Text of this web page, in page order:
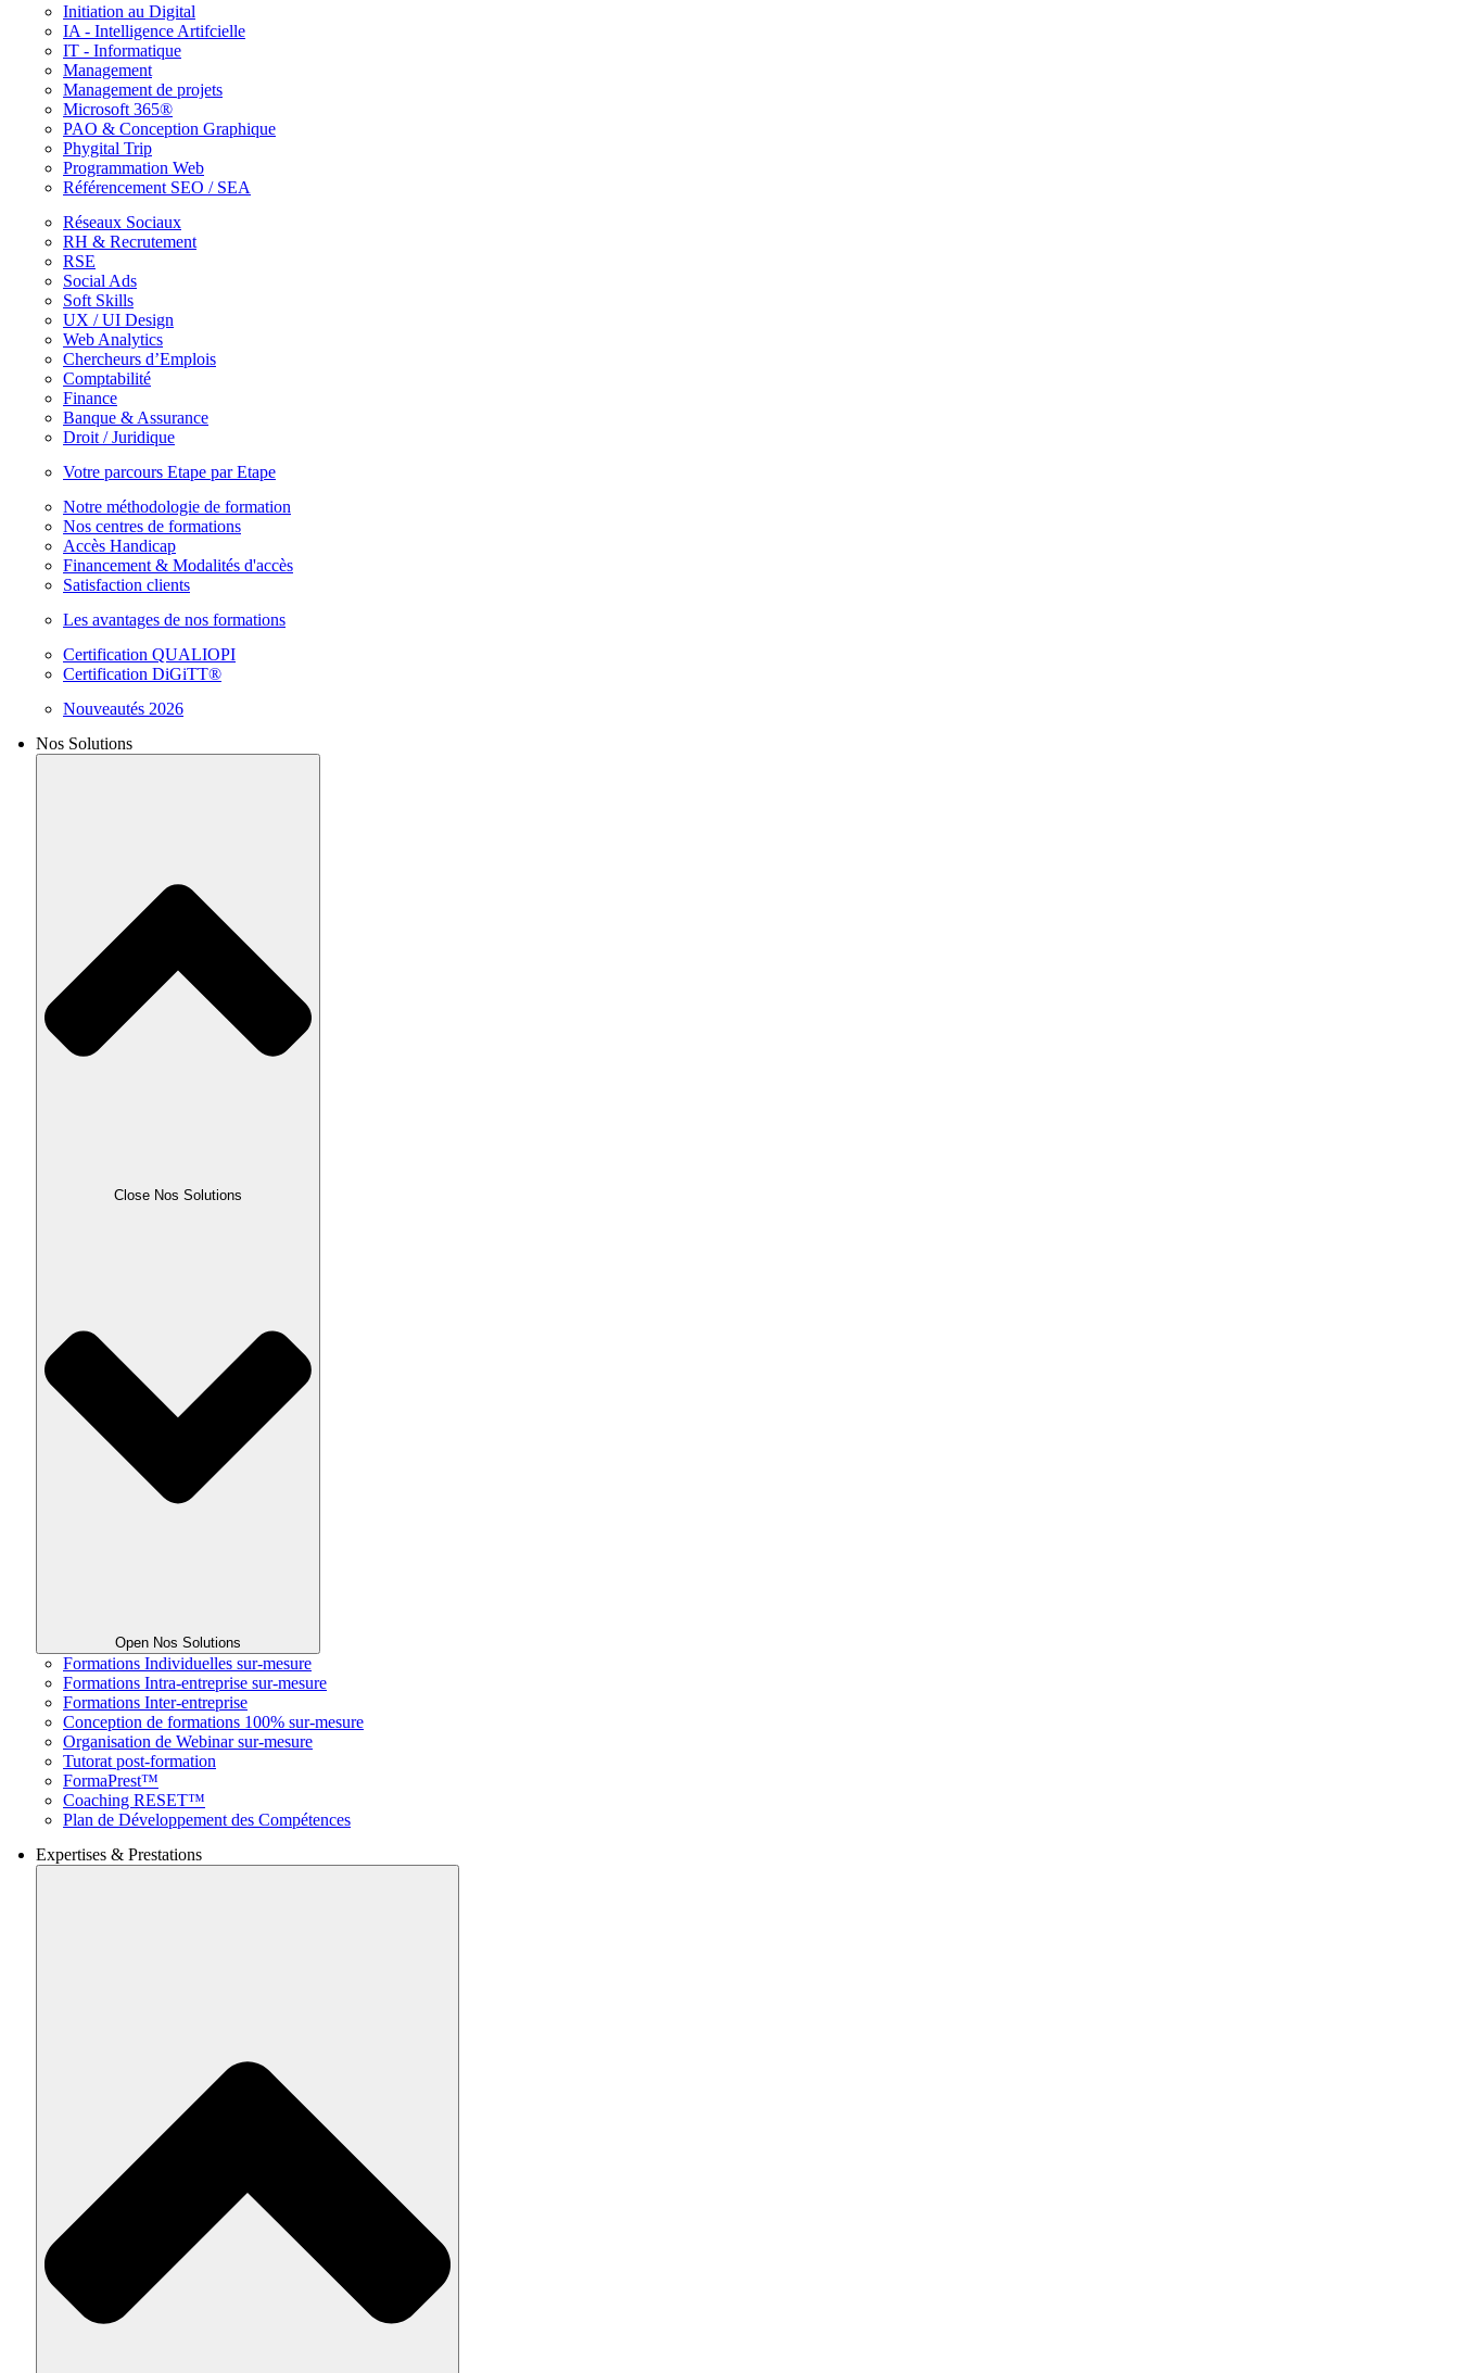
Initiation au Digital
IA - Intelligence Artifcielle
IT - Informatique
Management
Management de projets
Microsoft 365®
PAO & Conception Graphique
Phygital Trip
Programmation Web
Référencement SEO / SEA
Réseaux Sociaux
RH & Recrutement
RSE
Social Ads
Soft Skills
UX / UI Design
Web Analytics
Chercheurs d’Emplois
Comptabilité
Finance
Banque & Assurance
Droit / Juridique
Votre parcours Etape par Etape
Notre méthodologie de formation
Nos centres de formations
Accès Handicap
Financement & Modalités d'accès
Satisfaction clients
Les avantages de nos formations
Certification QUALIOPI
Certification DiGiTT®
Nouveautés 2026
Nos Solutions
Close Nos Solutions
Open Nos Solutions
Formations Individuelles sur-mesure
Formations Intra-entreprise sur-mesure
Formations Inter-entreprise
Conception de formations 100% sur-mesure
Organisation de Webinar sur-mesure
Tutorat post-formation
FormaPrest™
Coaching RESET™
Plan de Développement des Compétences
Expertises & Prestations